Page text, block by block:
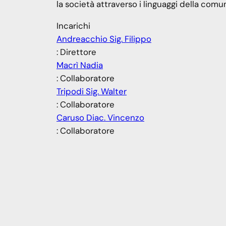
la società attraverso i linguaggi della
Incarichi
Andreacchio Sig. Filippo
: Direttore
Macrì Nadia
: Collaboratore
Tripodi Sig. Walter
: Collaboratore
Caruso Diac. Vincenzo
: Collaboratore